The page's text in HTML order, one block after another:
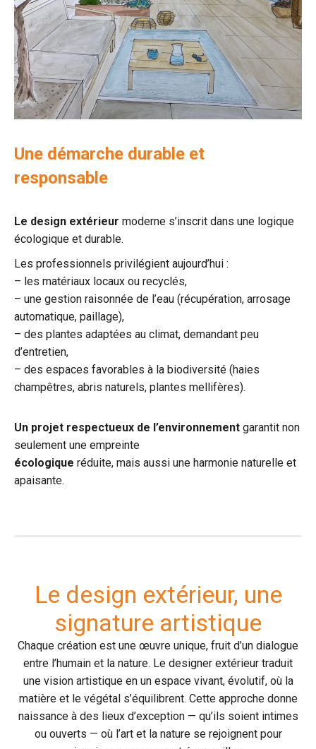
Une démarche durable et
responsable
Le design extérieur moderne s’inscrit dans une logique
écologique et durable.
Les professionnels privilégient aujourd’hui :
– les matériaux locaux ou recyclés,
– une gestion raisonnée de l’eau (récupération, arrosage
automatique, paillage),
– des plantes adaptées au climat, demandant peu
d’entretien,
– des espaces favorables à la biodiversité (haies
champêtres, abris naturels, plantes mellifères).
Un projet respectueux de l’environnement garantit non
seulement une empreinte
écologique réduite, mais aussi une harmonie naturelle et
apaisante.
Le design extérieur, une
signature artistique
Chaque création est une œuvre unique, fruit d’un dialogue
entre l’humain et la nature. Le designer extérieur traduit
une vision artistique en un espace vivant, évolutif, où la
matière et le végétal s’équilibrent. Cette approche donne
naissance à des lieux d’exception — qu’ils soient intimes
ou ouverts — où l’art et la nature se rejoignent pour